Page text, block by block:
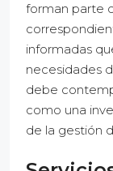
forman parte
informadas
necesidades
debe
como una
de la gestión